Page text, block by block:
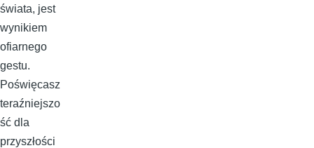
świata, jest
wynikiem
ofiarnego
gestu.
Poświęcasz
teraźniejszo
ść dla
przyszłości